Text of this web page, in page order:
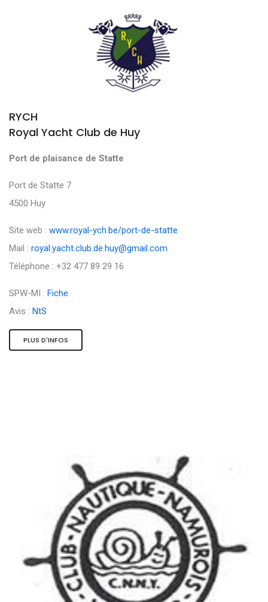
RYCH
Royal Yacht Club de Huy
Port de plaisance de Statte
Port de Statte 7
4500 Huy
Site web : www.royal-ych.be/port-de-statte
Mail : royal.yacht.club.de.huy@gmail.com
Téléphone : +32 477 89 29 16
SPW-MI : Fiche
Avis : NtS
PLUS D'INFOS